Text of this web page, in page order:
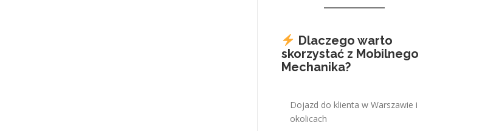
Dlaczego warto
skorzystać z Mobilnego
Mechanika?
Dojazd do klienta w Warszawie i
okolicach